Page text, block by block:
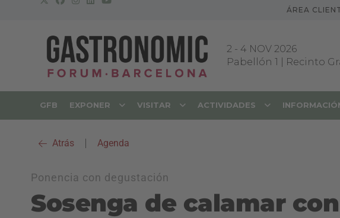
ÁREA
2 - 4 NOV 2026
Pabellón 1 | Recinto
GFB EXPONER VISITAR ACTIVIDADES
Atrás Agenda
Ponencia con degustación
Sosenga de calamar